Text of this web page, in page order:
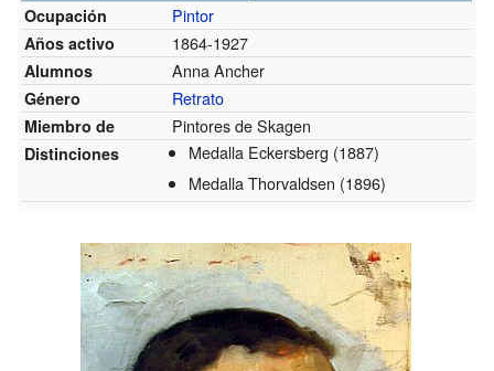
Ocupación
Pintor
Años activo 1864-1927
Alumnos Anna Ancher
Género Retrato
Miembro de Pintores de Skagen
Distinciones Medalla Eckersberg (1887)
Medalla Thorvaldsen (1896)